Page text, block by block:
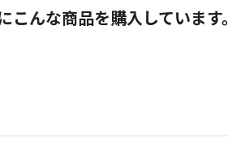
んな商品を購入しています。